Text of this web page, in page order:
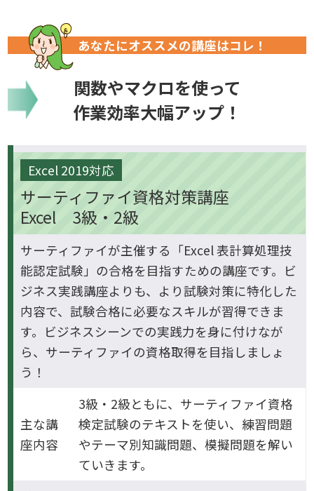
あなたにオススメの講座はコレ！
関数やマクロを使って
作業効率大幅アップ！
Excel 2019対応
サーティファイ資格対策講座
Excel 3級・2級
サーティファイが主催する「Excel 表計算処理技
能認定試験」の合格を目指すための講座です。ビ
ジネス実践講座よりも、より試験対策に特化した
内容で、試験合格に必要なスキルが習得できま
す。ビジネスシーンでの実践力を身に付けなが
ら、サーティファイの資格取得を目指しましょ
う！
主な講
座内容
3級・2級ともに、サーティファイ資格
検定試験のテキストを使い、練習問題
やテーマ別知識問題、模擬問題を解い
ていきます。